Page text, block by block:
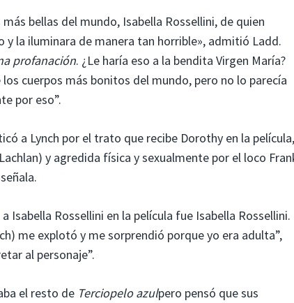
bellas del mundo, Isabella Rossellini, de quien
la iluminara de manera tan horrible», admitió Ladd.
profanación. ¿Le haría eso a la bendita Virgen María?
cuerpos más bonitos del mundo, pero no lo parecía
por eso”.
a Lynch por el trato que recibe Dorothy en la película,
y agredida física y sexualmente por el loco
Isabella Rossellini en la película fue Isabella Rossellini.
me explotó y me sorprendió porque yo era adulta”,
al personaje”.
el resto de Terciopelo azulpero pensó que sus